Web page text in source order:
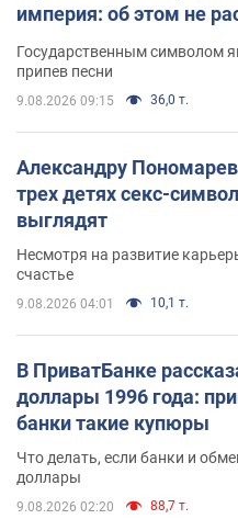
империя: об этом не
Государственным символом
припев песни
9.08.2026 09:15 36,0 т.
Александру
трех детях секс-
выглядят
Несмотря на развитие
счастье
9.08.2026 04:01 10,1 т.
В ПриватБанке
доллары 1996 года:
банки такие купюры
Что делать, если банки и
доллары
9.08.2026 02:20 88,7 т.